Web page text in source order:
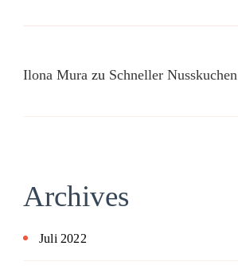
Ilona Mura zu Schneller Nusskuchen
Archives
Juli 2022